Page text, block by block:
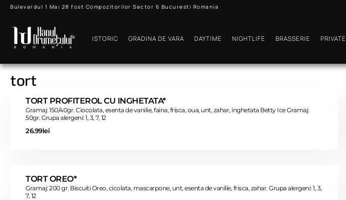
Bulevardul 1 Mai 28 fost Compozitorilor Sector 6 Bucuresti Romania
ISTORIC GRADINA DE VARA DAYTIME NIGHTLIFE BRASSERIE PRIVATE
tort
TORT PROFITEROL CU INGHETATA*
Gramaj: 150/40gr. Ciocolata, esenta de vanilie, faina, frisca, oua, unt, zahar, inghetata Betty Ice Gramaj:
50gr. Grupa alergeni: 1, 3, 7, 12
26.99lei
TORT OREO*
Gramaj: 200 gr. Biscuiti Oreo, cicolata, mascarpone, unt, esenta de vanilie, frisca, zahar. Grupa alergeni: 1, 3,
7, 12